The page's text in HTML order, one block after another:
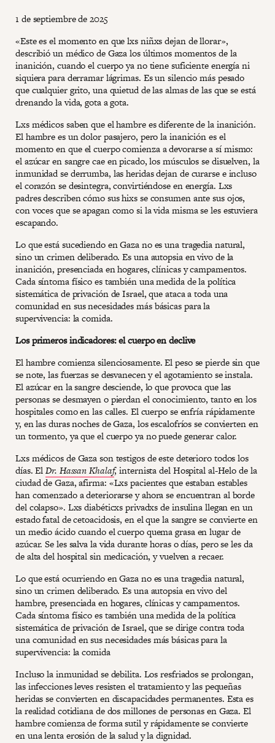
1 de septiembre de 2025
«Este es el momento en que lxs niñxs dejan de llorar»,
describió un médico de Gaza los últimos momentos de la
inanición, cuando el cuerpo ya no tiene suficiente energía ni
siquiera para derramar lágrimas. Es un silencio más pesado
que cualquier grito, una quietud de las almas de las que se está
drenando la vida, gota a gota.
Lxs médicos saben que el hambre es diferente de la inanición.
El hambre es un dolor pasajero, pero la inanición es el
momento en que el cuerpo comienza a devorarse a sí mismo:
el azúcar en sangre cae en picado, los músculos se disuelven, la
inmunidad se derrumba, las heridas dejan de curarse e incluso
el corazón se desintegra, convirtiéndose en energía. Lxs
padres describen cómo sus hixs se consumen ante sus ojos,
con voces que se apagan como si la vida misma se les estuviera
escapando.
Lo que está sucediendo en Gaza no es una tragedia natural,
sino un crimen deliberado. Es una autopsia en vivo de la
inanición, presenciada en hogares, clínicas y campamentos.
Cada síntoma físico es también una medida de la política
sistemática de privación de Israel, que ataca a toda una
comunidad en sus necesidades más básicas para la
supervivencia: la comida.
Los primeros indicadores: el cuerpo en declive
El hambre comienza silenciosamente. El peso se pierde sin que
se note, las fuerzas se desvanecen y el agotamiento se instala.
El azúcar en la sangre desciende, lo que provoca que las
personas se desmayen o pierdan el conocimiento, tanto en los
hospitales como en las calles. El cuerpo se enfría rápidamente
y, en las duras noches de Gaza, los escalofríos se convierten en
un tormento, ya que el cuerpo ya no puede generar calor.
Lxs médicos de Gaza son testigos de este deterioro todos los
días. ElDr. Hassan Khalaf, internista del Hospital al-Helo de la
ciudad de Gaza, afirma: «Lxs pacientes que estaban estables
han comenzado a deteriorarse y ahora se encuentran al borde
del colapso». Lxs diabéticxs privadxs de insulina llegan en un
estado fatal de cetoacidosis, en el que la sangre se convierte en
un medio ácido cuando el cuerpo quema grasa en lugar de
azúcar. Se les salva la vida durante horas o días, pero se les da
de alta del hospital sin medicación, y vuelven a recaer.
Lo que está ocurriendo en Gaza no es una tragedia natural,
sino un crimen deliberado. Es una autopsia en vivo del
hambre, presenciada en hogares, clínicas y campamentos.
Cada síntoma físico es también una medida de la política
sistemática de privación de Israel, que se dirige contra toda
una comunidad en sus necesidades más básicas para la
supervivencia: la comida
Incluso la inmunidad se debilita. Los resfriados se prolongan,
las infecciones leves resisten el tratamiento y las pequeñas
heridas se convierten en discapacidades permanentes. Esta es
la realidad cotidiana de dos millones de personas en Gaza. El
hambre comienza de forma sutil y rápidamente se convierte
en una lenta erosión de la salud y la dignidad.